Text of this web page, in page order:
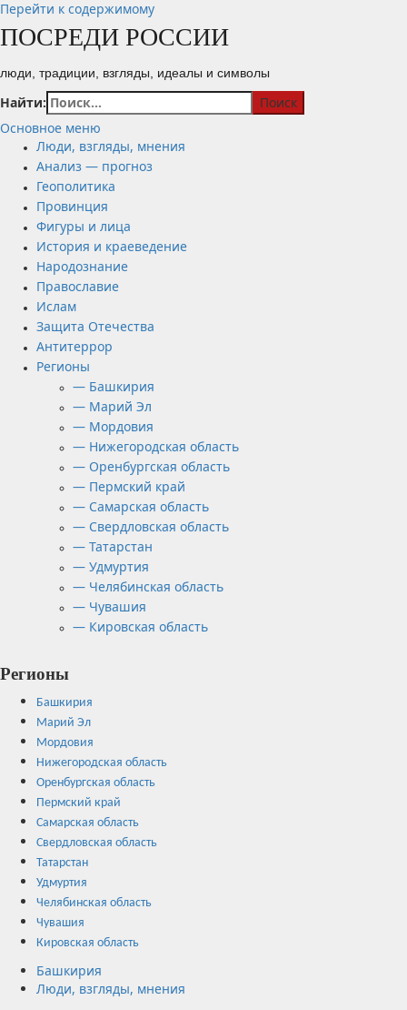
Перейти к содержимому
ПОСРЕДИ РОССИИ
люди, традиции, взгляды, идеалы и символы
Найти:
Основное меню
Люди, взгляды, мнения
Анализ — прогноз
Геополитика
Провинция
Фигуры и лица
История и краеведение
Народознание
Православие
Ислам
Защита Отечества
Антитеррор
Регионы
— Башкирия
— Марий Эл
— Мордовия
— Нижегородская область
— Оренбургская область
— Пермский край
— Самарская область
— Свердловская область
— Татарстан
— Удмуртия
— Челябинская область
— Чувашия
— Кировская область
Регионы
Башкирия
Марий Эл
Мордовия
Нижегородская область
Оренбургская область
Пермский край
Самарская область
Свердловская область
Татарстан
Удмуртия
Челябинская область
Чувашия
Кировская область
Башкирия
Люди, взгляды, мнения